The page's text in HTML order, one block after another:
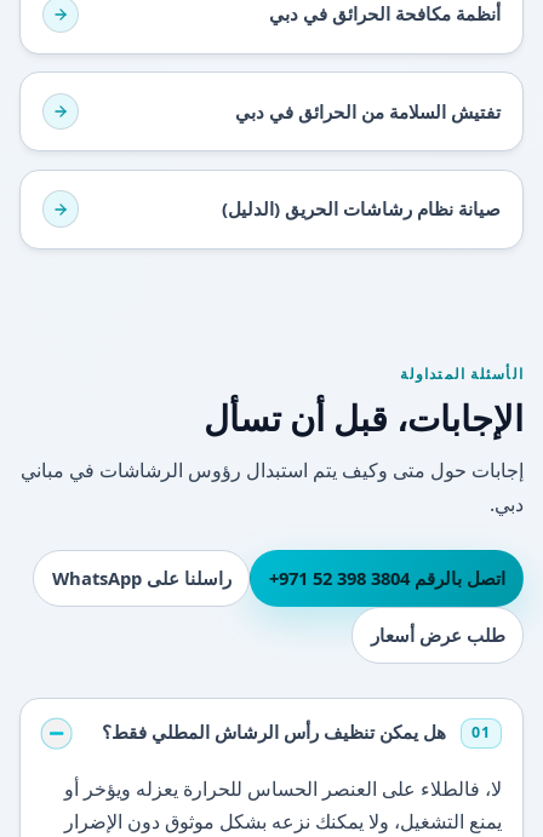
أنظمة مكافحة الحرائق في دبي
تفتيش السلامة من الحرائق في دبي
صيانة نظام رشاشات الحريق (الدليل)
الأسئلة المتداولة
الإجابات، قبل أن تسأل
إجابات حول متى وكيف يتم استبدال رؤوس الرشاشات في مباني
دبي.
اتصل بالرقم ⁦+971 52 398 3804⁩ راسلنا على WhatsApp
طلب عرض أسعار
01 هل يمكن تنظيف رأس الرشاش المطلي فقط؟
لا، فالطلاء على العنصر الحساس للحرارة يعزله ويؤخر أو
يمنع التشغيل، ولا يمكنك نزعه بشكل موثوق دون الإضرار